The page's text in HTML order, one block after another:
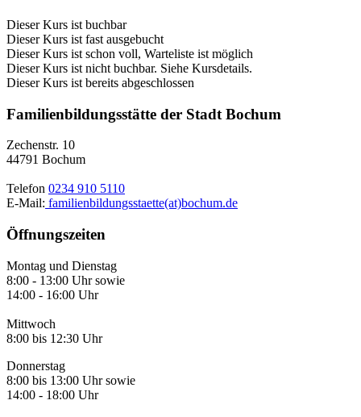
Dieser Kurs ist buchbar
Dieser Kurs ist fast ausgebucht
Dieser Kurs ist schon voll, Warteliste ist möglich
Dieser Kurs ist nicht buchbar. Siehe Kursdetails.
Dieser Kurs ist bereits abgeschlossen
Familienbildungsstätte der Stadt Bochum
Zechenstr. 10
44791 Bochum
Telefon 0234 910 5110
E-Mail: familienbildungsstaette(at)bochum.de
Öffnungszeiten
Montag und Dienstag
8:00 - 13:00 Uhr sowie
14:00 - 16:00 Uhr
Mittwoch
8:00 bis 12:30 Uhr
Donnerstag
8:00 bis 13:00 Uhr sowie
14:00 - 18:00 Uhr